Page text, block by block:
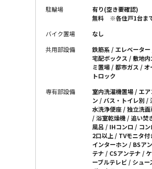
駐輪場
有り(空き要確認)
無料 ※各住戸1台ま
バイク置場
なし
共用部設備
鉄筋系 / エレベータ
宅配ボックス / 敷地内
ミ置場 / 都市ガス / オ
トロック
専有部設備
室内洗濯機置場 / エア
ン / バス・トイレ別 /
水洗浄便座 / 独立洗面
/ 浴室乾燥機 / 追い焚
風呂 / IHコンロ / コン
2口以上 / TVモニタ付
インターホン / BSアン
テナ / CSアンテナ / ケ
ーブルテレビ / シュー